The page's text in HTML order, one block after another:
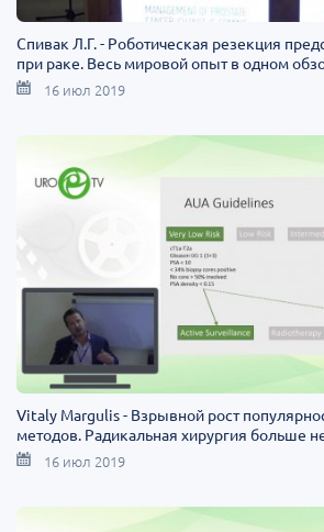
Спивак Л.Г. - Роботическая резекция
при раке. Весь мировой опыт в одном
16 июл 2019
Vitaly Margulis - Взрывной рост
методов. Радикальная хирургия больше
16 июл 2019